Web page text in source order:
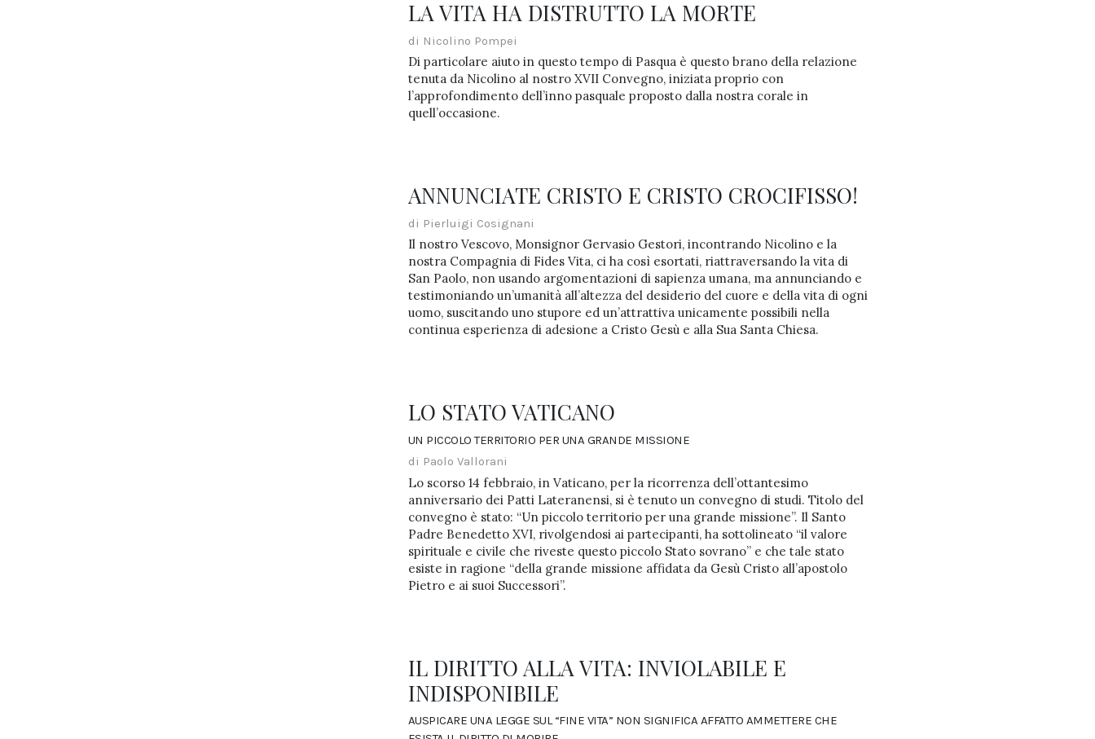
LA VITA HA DISTRUTTO LA MORTE
di Nicolino Pompei
Di particolare aiuto in questo tempo di Pasqua è questo brano della relazione
tenuta da Nicolino al nostro XVII Convegno, iniziata proprio con
l’approfondimento dell’inno pasquale proposto dalla nostra corale in
quell’occasione.
ANNUNCIATE CRISTO E CRISTO CROCIFISSO!
di Pierluigi Cosignani
Il nostro Vescovo, Monsignor Gervasio Gestori, incontrando Nicolino e la
nostra Compagnia di Fides Vita, ci ha così esortati, riattraversando la vita di
San Paolo, non usando argomentazioni di sapienza umana, ma annunciando e
testimoniando un’umanità all’altezza del desiderio del cuore e della vita di ogni
uomo, suscitando uno stupore ed un’attrattiva unicamente possibili nella
continua esperienza di adesione a Cristo Gesù e alla Sua Santa Chiesa.
LO STATO VATICANO
UN PICCOLO TERRITORIO PER UNA GRANDE MISSIONE
di Paolo Vallorani
Lo scorso 14 febbraio, in Vaticano, per la ricorrenza dell’ottantesimo
anniversario dei Patti Lateranensi, si è tenuto un convegno di studi. Titolo del
convegno è stato: “Un piccolo territorio per una grande missione”. Il Santo
Padre Benedetto XVI, rivolgendosi ai partecipanti, ha sottolineato “il valore
spirituale e civile che riveste questo piccolo Stato sovrano” e che tale stato
esiste in ragione “della grande missione affidata da Gesù Cristo all’apostolo
Pietro e ai suoi Successori”.
IL DIRITTO ALLA VITA: INVIOLABILE E
INDISPONIBILE
AUSPICARE UNA LEGGE SUL “FINE VITA” NON SIGNIFICA AFFATTO AMMETTERE CHE